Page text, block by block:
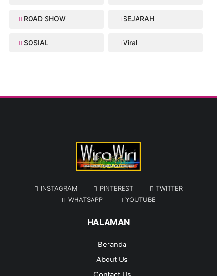
ROAD SHOW SEJARAH
SOSIAL Viral
INSTAGRAM PINTEREST
TWITTER
WHATSAPP
YOUTUBE
HALAMAN
Beranda
About Us